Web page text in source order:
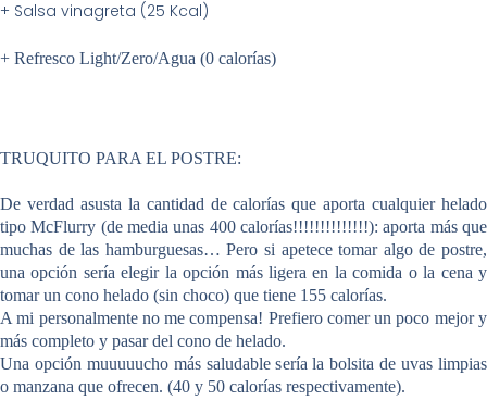
+ Salsa vinagreta (25 Kcal)
+ Refresco Light/Zero/Agua (0 calorías)
TRUQUITO PARA EL POSTRE:
De verdad asusta la cantidad de calorías que aporta cualquier helado
tipoMcFlurry (de media unas 400 calorías!!!!!!!!!!!!!!): aporta más que
muchas de las hamburguesas… Pero si apetece tomar algo de postre,
una opción sería elegir la opción más ligera en la comida o la cena y
tomar un cono helado (sin choco) que tiene 155 calorías.
A mi personalmente no me compensa! Prefiero comer un poco mejor y
más completo y pasar del cono de helado.
Una opción muuuuucho más saludable sería la bolsita deuvaslimpias
o manzana que ofrecen. (40 y 50 calorías respectivamente).